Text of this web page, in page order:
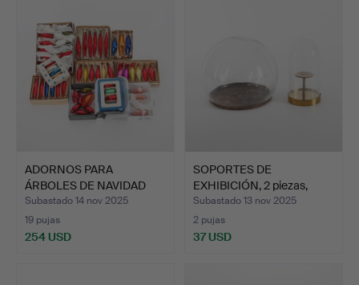
ADORNOS PARA
ÁRBOLES DE NAVIDAD
ANTIGUOS, …
Subastado 14 nov 2025
19 pujas
254 USD
SOPORTES DE
EXHIBICIÓN, 2 piezas,
vidrio.
Subastado 13 nov 2025
2 pujas
37 USD